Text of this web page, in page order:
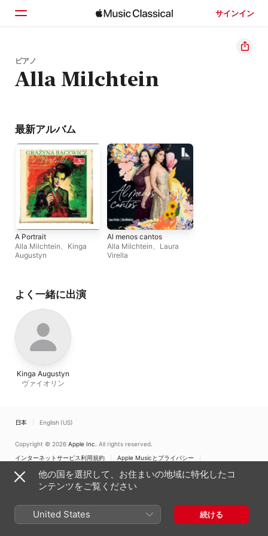
サインイン
見つける
ピアノ
Alla Milchtein
最新アルバム
A Portrait
Alla Milchtein、 Kinga
Augustyn
Al menos cantos
Alla Milchtein、 Laura
Virella
よく一緒に出演
Kinga Augustyn
ヴァイオリン
日本 English (US)
Copyright © 2026 Apple Inc. All rights reserved.
インターネットサービス利用規約
Apple Musicとプライバシー
他の国を選択して、お住まいの地域に特化したコ
ンテンツをご覧ください
United States 続ける